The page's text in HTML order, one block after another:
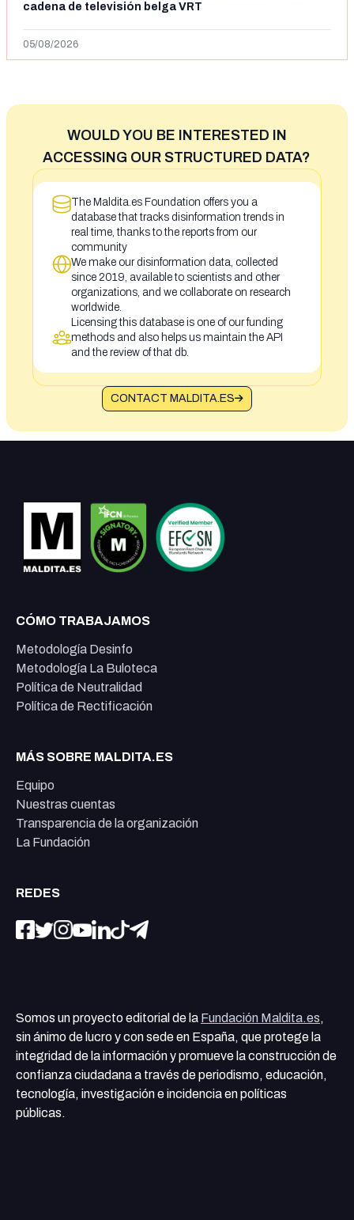
cadena de televisión belga VRT
05/08/2026
WOULD YOU BE INTERESTED IN
ACCESSING OUR STRUCTURED DATA?
The Maldita.es Foundation offers you a
database that tracks disinformation trends in
real time, thanks to the reports from our
community
We make our disinformation data, collected
since 2019, available to scientists and other
organizations, and we collaborate on research
worldwide.
Licensing this database is one of our funding
methods and also helps us maintain the API
and the review of that db.
CONTACT MALDITA.ES
CÓMO TRABAJAMOS
Metodología Desinfo
Metodología La Buloteca
Política de Neutralidad
Política de Rectificación
MÁS SOBRE MALDITA.ES
Equipo
Nuestras cuentas
Transparencia de la organización
La Fundación
REDES
Somos un proyecto editorial de la Fundación Maldita.es,
sin ánimo de lucro y con sede en España, que protege la
integridad de la información y promueve la construcción de
confianza ciudadana a través de periodismo, educación,
tecnología, investigación e incidencia en políticas
públicas.